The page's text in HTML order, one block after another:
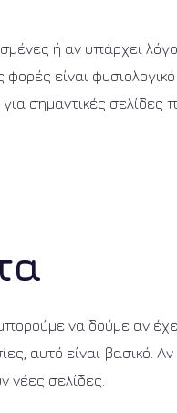
ή αν υπάρχει
είναι
σημαντικές σελίδες
να δούμε αν
αυτό είναι βασικό. Αν
νέες σελίδες.